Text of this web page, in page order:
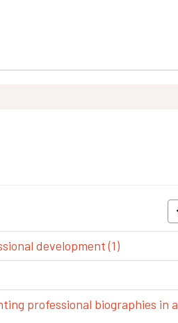
development (1)
professional biographies in a